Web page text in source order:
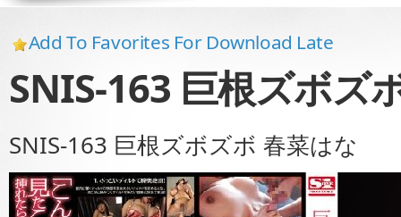
Add To Favorites For Download Late
SNIS-163 巨根ズボズ
SNIS-163 巨根ズボズボ 春菜はな